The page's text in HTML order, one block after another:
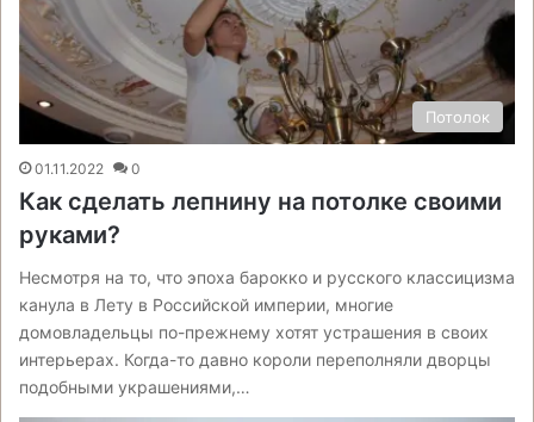
Потолок
01.11.2022 0
Как сделать лепнину на потолке своими
руками?
Несмотря на то, что эпоха барокко и русского классицизма
канула в Лету в Российской империи, многие
домовладельцы по-прежнему хотят устрашения в своих
интерьерах. Когда-то давно короли переполняли дворцы
подобными украшениями,…